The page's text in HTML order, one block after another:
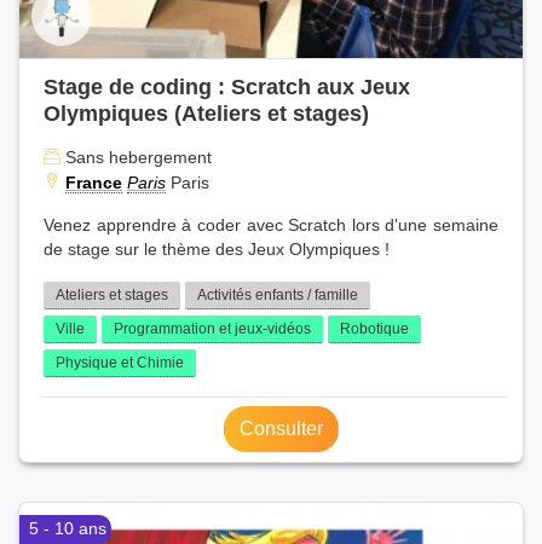
Stage de coding : Scratch aux Jeux
Olympiques (Ateliers et stages)
Sans hebergement
France Paris Paris
Venez apprendre à coder avec Scratch lors d'une semaine
de stage sur le thème des Jeux Olympiques !
Ateliers et stages
Activités enfants / famille
Ville
Programmation et jeux-vidéos
Robotique
Physique et Chimie
Consulter
5 - 10 ans